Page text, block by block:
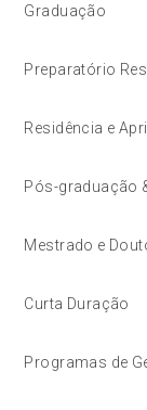
Graduação
Preparatório
Residência e
Pós-graduação
Mestrado e
Curta Duração
Programas de